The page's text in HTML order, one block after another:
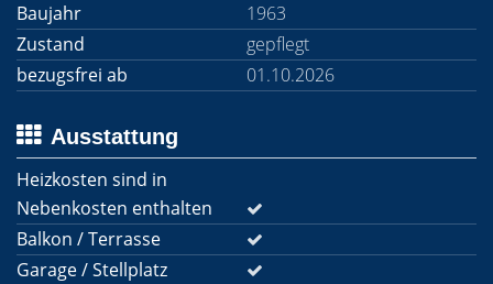
Baujahr
1963
Zustand
gepflegt
bezugsfrei ab
01.10.2026
Ausstattung
Heizkosten sind in
Nebenkosten enthalten
Balkon / Terrasse
Garage / Stellplatz